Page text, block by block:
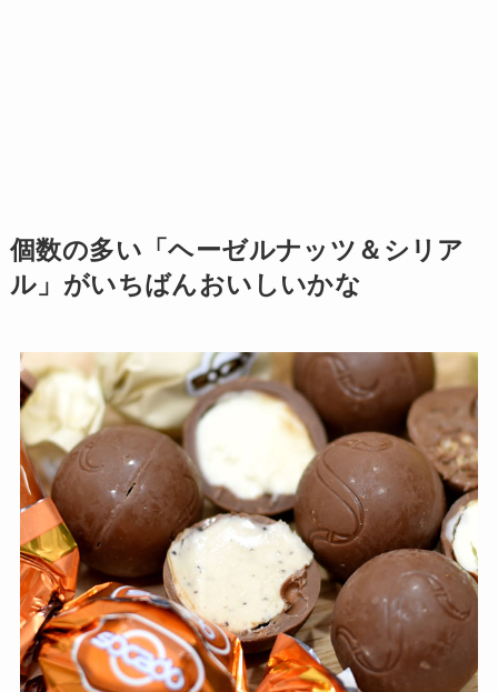
個数の多い「ヘーゼルナッツ＆シリア
ル」がいちばんおいしいかな